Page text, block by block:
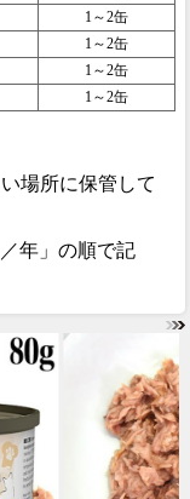
1～2缶
1～2缶
1～2缶
1～2缶
場所に保管して
年」の順で記